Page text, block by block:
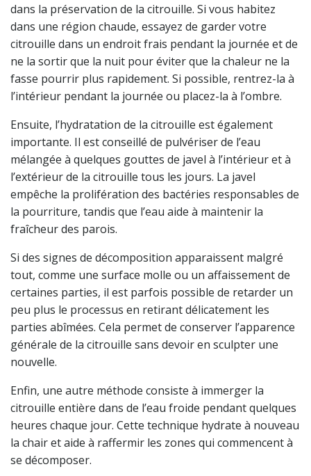
dans la préservation de la citrouille. Si vous habitez
dans une région chaude, essayez de garder votre
citrouille dans un endroit frais pendant la journée et de
ne la sortir que la nuit pour éviter que la chaleur ne la
fasse pourrir plus rapidement. Si possible, rentrez-la à
l’intérieur pendant la journée ou placez-la à l’ombre.
Ensuite, l’hydratation de la citrouille est également
importante. Il est conseillé de pulvériser de l’eau
mélangée à quelques gouttes de javel à l’intérieur et à
l’extérieur de la citrouille tous les jours. La javel
empêche la prolifération des bactéries responsables de
la pourriture, tandis que l’eau aide à maintenir la
fraîcheur des parois.
Si des signes de décomposition apparaissent malgré
tout, comme une surface molle ou un affaissement de
certaines parties, il est parfois possible de retarder un
peu plus le processus en retirant délicatement les
parties abîmées. Cela permet de conserver l’apparence
générale de la citrouille sans devoir en sculpter une
nouvelle.
Enfin, une autre méthode consiste à immerger la
citrouille entière dans de l’eau froide pendant quelques
heures chaque jour. Cette technique hydrate à nouveau
la chair et aide à raffermir les zones qui commencent à
se décomposer.